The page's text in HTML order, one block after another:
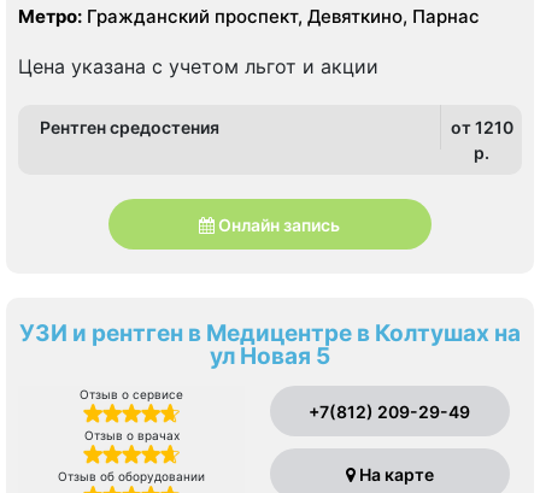
Метро: Гражданский проспект, Девяткино, Парнас
Цена указана с учетом льгот и акции
Рентген средостения
от 1210
p.
Онлайн запись
УЗИ и рентген в Медицентре в Колтушах на
ул Новая 5
Отзыв о сервисе
Отзыв о врачах
Отзыв об оборудовании
+7(812) 209-29-49
На карте